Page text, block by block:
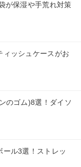
が保湿や手荒れ対策
ィッシュケースがお
のゴム)8選！ダイソ
ール3選！ストレッ